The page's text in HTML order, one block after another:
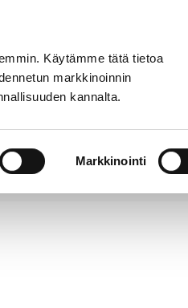
Käytämme tätä tietoa
markkinoinnin
kannalta.
Markkinointi